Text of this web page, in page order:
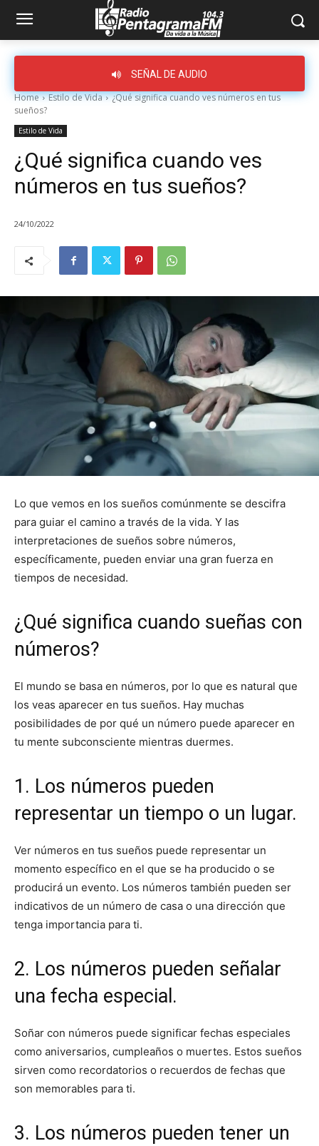
SEÑAL DE AUDIO
Home Estilo de Vida
¿Qué significa cuando ves números en tus
sueños?
Estilo de Vida
¿Qué significa cuando ves
números en tus sueños?
24/10/2022
Lo que vemos en los sueños comúnmente se descifra
para guiar el camino a través de la vida. Y las
interpretaciones de sueños sobre números,
específicamente, pueden enviar una gran fuerza en
tiempos de necesidad.
¿Qué significa cuando sueñas con
números?
El mundo se basa en números, por lo que es natural que
los veas aparecer en tus sueños. Hay muchas
posibilidades de por qué un número puede aparecer en
tu mente subconsciente mientras duermes.
1. Los números pueden
representar un tiempo o un lugar.
Ver números en tus sueños puede representar un
momento específico en el que se ha producido o se
producirá un evento. Los números también pueden ser
indicativos de un número de casa o una dirección que
tenga importancia para ti.
2. Los números pueden señalar
una fecha especial.
Soñar con números puede significar fechas especiales
como aniversarios, cumpleaños o muertes. Estos sueños
sirven como recordatorios o recuerdos de fechas que
son memorables para ti.
3. Los números pueden tener un